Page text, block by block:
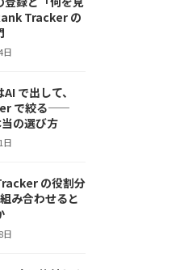
Tracker の
日
で出して、
で絞る——
の選び方
日
の役割分
み合わせると
日